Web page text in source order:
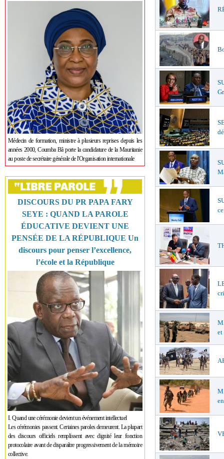
Médecin de formation, ministre à plusieurs reprises depuis les
années 2000, Coumba Bâ porte la candidature de la Mauritanie
au poste de secrétaire générale de l'Organisation internationale
DISCOURS DU PR PAPA FARY
SEYE : QUAND LA PAROLE
ÉDUCATIVE DEVIENT UNE
PENSÉE DE LA RÉPUBLIQUE Un
discours pour penser l’excellence,
l’école et la République
I. Quand une cérémonie devient un événement intellectuel
Les cérémonies passent. Certaines paroles demeurent. La plupart
des discours officiels remplissent avec dignité leur fonction
protocolaire avant de disparaître progressivement de la mémoire
collective.
et